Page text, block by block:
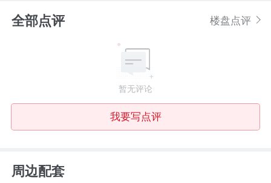
楼盘点评
全部点评
暂无评论
我要写点评
周边配套